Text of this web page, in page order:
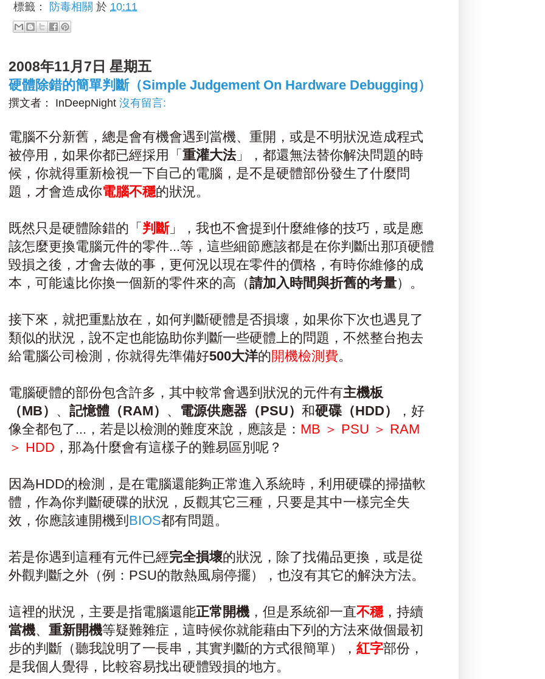
標籤： 防毒相關 於 10:11
2008年11月7日 星期五
硬體除錯的簡單判斷（Simple Judgement On Hardware Debugging）
撰文者： InDeepNight 沒有留言:
電腦不分新舊，總是會有機會遇到當機、重開，或是不明狀況造成程式
被停用，如果你都已經採用「 重灌大法」，都還無法替你解決問題的時
候，你就得重新檢視一下自己的電腦，是不是硬體部份發生了什麼問
題，才會造成你電腦不穩的狀況。
既然只是硬體除錯的「 判斷」，我也不會提到什麼維修的技巧，或是應
該怎麼更換電腦元件的零件...等，這些細節應該都是在你判斷出那項硬體
毀損之後，才會去做的事，更何況以現在零件的價格，有時你維修的成
本，可能遠比你換一個新的零件來的高（請加入時間與折舊的考量）。
接下來，就把重點放在，如何判斷硬體是否損壞，如果你下次也遇見了
類似的狀況，說不定也能協助你判斷一些硬體上的問題，不然整台抱去
給電腦公司檢測，你就得先準備好500大洋的開機檢測費。
電腦硬體的部份包含許多，其中較常會遇到狀況的元件有主機板
（MB） 、 記憶體（RAM） 、 電源供應器（PSU） 和硬碟（HDD）
，好
像全都包了...，若是以檢測的難度來說，應該是： MB ＞ PSU ＞ RAM
＞ HDD ，那為什麼會有這樣子的難易區別呢？
因為HDD的檢測，是在電腦還能夠正常進入系統時，利用硬碟的掃描軟
體，作為你判斷硬碟的狀況，反觀其它三種，只要是其中一樣完全失
效，你應該連開機到 BIOS都有問題。
若是你遇到這種有元件已經完全損壞的狀況，除了找備品更換，或是從
外觀判斷之外（例：PSU的散熱風扇停擺），也沒有其它的解決方法。
這裡的狀況，主要是指電腦還能正常開機 ，但是系統卻一直不穩，持續
當機、 重新開機等疑難雜症，這時候你就能藉由下列的方法來做個最初
步的判斷（聽我說明了一長串，其實判斷的方式很簡單）， 紅字部份，
是我個人覺得，比較容易找出硬體毀損的地方。